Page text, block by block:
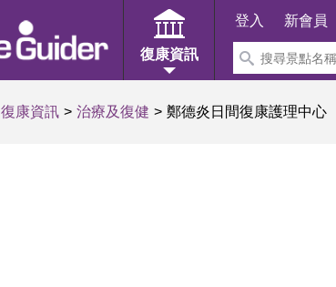
復康資訊
登入 新會員
復康資訊 治療及復健 鄭德炎日間復康護理中心